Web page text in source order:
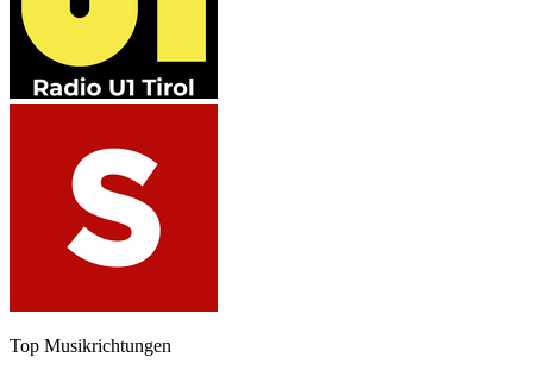
Top Musikrichtungen